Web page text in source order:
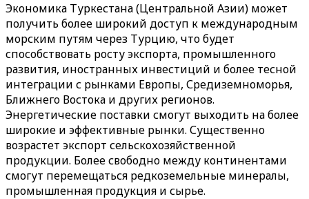
Экономика Туркестана (Центральной Азии) может
получить более широкий доступ к международным
морским путям через Турцию, что будет
способствовать росту экспорта, промышленного
развития, иностранных инвестиций и более тесной
интеграции с рынками Европы, Средиземноморья,
Ближнего Востока и других регионов.
Энергетические поставки смогут выходить на более
широкие и эффективные рынки. Существенно
возрастет экспорт сельскохозяйственной
продукции. Более свободно между континентами
смогут перемещаться редкоземельные минералы,
промышленная продукция и сырье.